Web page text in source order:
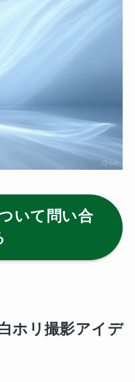
いて問い合
ホリ撮影アイデ